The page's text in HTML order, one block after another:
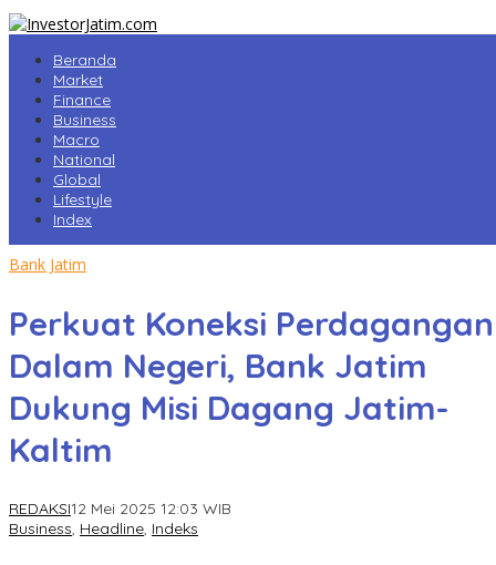
Beranda
Market
Finance
Business
Macro
National
Global
Lifestyle
Index
Bank Jatim
Perkuat Koneksi Perdagangan
Dalam Negeri, Bank Jatim
Dukung Misi Dagang Jatim-
Kaltim
REDAKSI12 Mei 2025 12:03 WIB
Business, Headline, Indeks